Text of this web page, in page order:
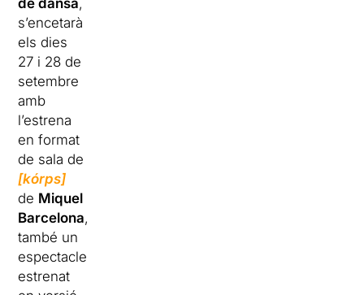
s’encetarà
els dies
27 i 28 de
setembre
amb
l’estrena
en format
de sala de
[kórps]
de Miquel
Barcelona,
també un
espectacle
estrenat